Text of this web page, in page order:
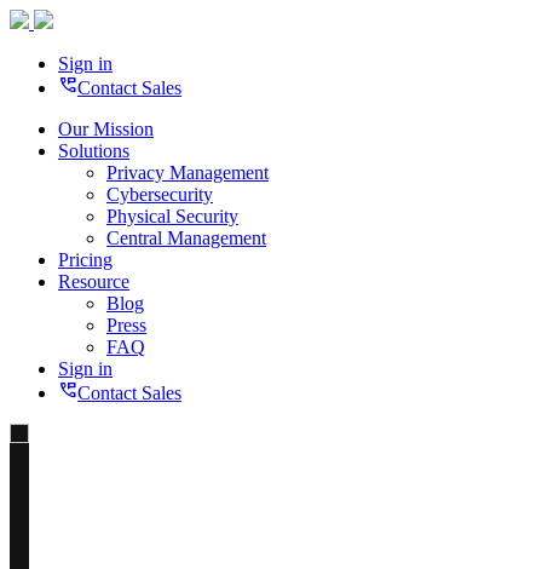
Sign in
perm_phone_msgContact Sales
Our Mission
Solutions
Privacy Management
Cybersecurity
Physical Security
Central Management
Pricing
Resource
Blog
Press
FAQ
Sign in
perm_phone_msgContact Sales